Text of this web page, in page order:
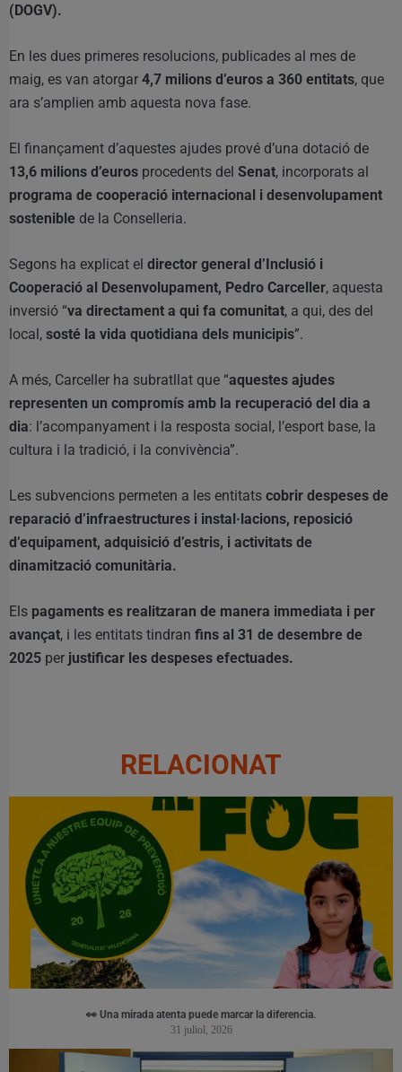
(DOGV).
En les dues primeres resolucions, publicades al mes de
maig, es van atorgar 4,7 milions d’euros a 360 entitats, que
ara s’amplien amb aquesta nova fase.
El finançament d’aquestes ajudes prové d’una dotació de
13,6 milions d’euros procedents del Senat, incorporats al
programa de cooperació internacional i desenvolupament
sostenible de la Conselleria.
Segons ha explicat el director general d’Inclusió i
Cooperació al Desenvolupament, Pedro Carceller, aquesta
inversió “va directament a qui fa comunitat, a qui, des del
local, sosté la vida quotidiana dels municipis”.
A més, Carceller ha subratllat que “aquestes ajudes
representen un compromís amb la recuperació del dia a
dia: l’acompanyament i la resposta social, l’esport base, la
cultura i la tradició, i la convivència”.
Les subvencions permeten a les entitats cobrir despeses de
reparació d’infraestructures i instal·lacions, reposició
d’equipament, adquisició d’estris, i activitats de
dinamització comunitària.
Els pagaments es realitzaran de manera immediata i per
avançat, i les entitats tindran fins al 31 de desembre de
2025 per justificar les despeses efectuades.
RELACIONAT
👀 Una mirada atenta puede marcar la diferencia.
31 juliol, 2026